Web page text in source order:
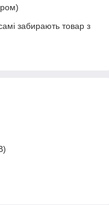
забирають товар з